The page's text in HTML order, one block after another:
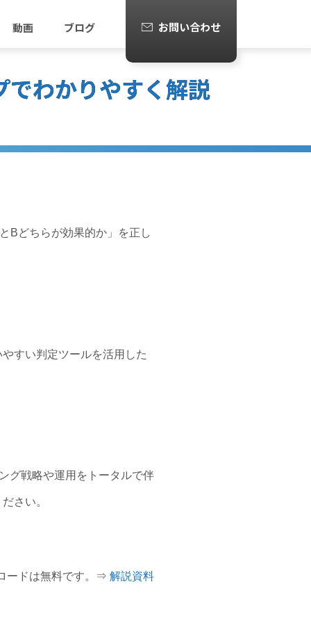
動画 ブログ お問い合わせ
わかりやすく解説
Bどちらが効果的か」を正し
すい判定ツールを活用した
グ戦略や運用をトータルで伴
さい。
ードは無料です。⇒ 解説資料